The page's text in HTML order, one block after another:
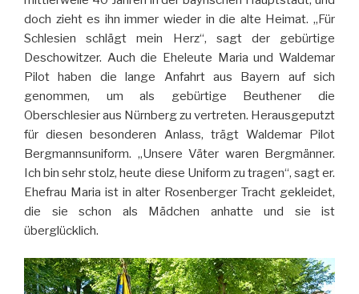
doch zieht es ihn immer wieder in die alte Heimat. „Für
Schlesien schlägt mein Herz“, sagt der gebürtige
Deschowitzer. Auch die Eheleute Maria und Waldemar
Pilot haben die lange Anfahrt aus Bayern auf sich
genommen, um als gebürtige Beuthener die
Oberschlesier aus Nürnberg zu vertreten. Herausgeputzt
für diesen besonderen Anlass, trägt Waldemar Pilot
Bergmannsuniform. „Unsere Väter waren Bergmänner.
Ich bin sehr stolz, heute diese Uniform zu tragen“, sagt er.
Ehefrau Maria ist in alter Rosenberger Tracht gekleidet,
die sie schon als Mädchen anhatte und sie ist
überglücklich.